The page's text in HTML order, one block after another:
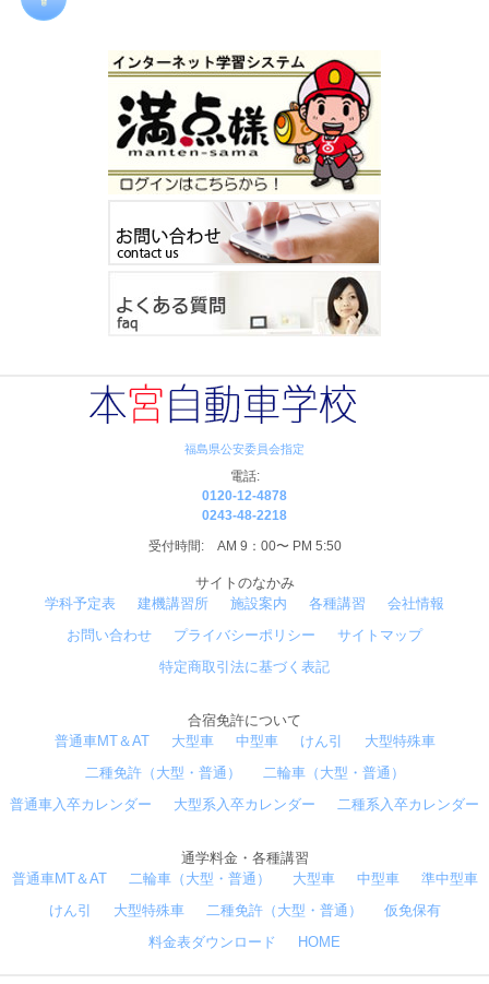
福島県公安委員会指定
電話:
0120-12-4878
0243-48-2218
受付時間: AM 9：00〜 PM 5:50
サイトのなかみ
学科予定表
建機講習所 施設案内 各種講習
会社情報
お問い合わせ
プライバシーポリシー
サイトマップ
特定商取引法に基づく表記
合宿免許について
普通車MT＆AT
大型車 中型車 けん引
大型特殊車
二種免許（大型・普通）
二輪車（大型・普通）
普通車入卒カレンダー
大型系入卒カレンダー 二種系入卒カレンダー
通学料金・各種講習
普通車MT＆AT
二輪車（大型・普通） 大型車 中型車
準中型車
けん引
大型特殊車 二種免許（大型・普通）
仮免保有
料金表ダウンロード
HOME